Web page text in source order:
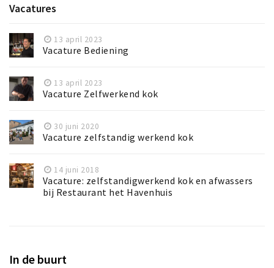
Vacatures
13 april 2023
Vacature Bediening
13 april 2023
Vacature Zelfwerkend kok
30 juni 2020
Vacature zelfstandig werkend kok
14 juni 2018
Vacature: zelfstandigwerkend kok en afwassers
bij Restaurant het Havenhuis
In de buurt